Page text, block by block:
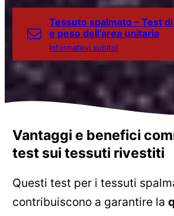
Tessuto spalmato – Test
e peso dell’area unitaria
Informatevi subito!
Vantaggi e benefici
test sui tessuti rivestiti
Questi test per i tessuti
contribuiscono a garantire la